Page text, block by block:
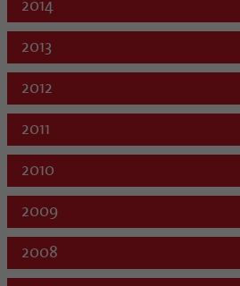
2014
2013
2012
2011
2010
2009
2008